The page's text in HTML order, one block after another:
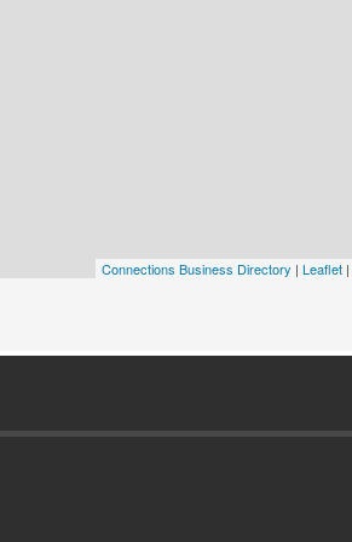
Connections Business Directory | Leaflet |